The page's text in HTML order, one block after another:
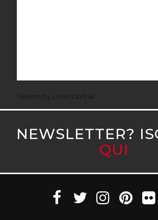
Tweets by LorenzaVitali
NEWSLETTER?
QUI